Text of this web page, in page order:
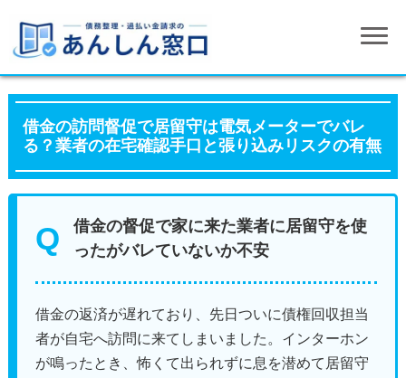
借金の訪問督促で居留守は電気メーターでバレ
る？業者の在宅確認手口と張り込みリスクの有無
借金の督促で家に来た業者に居留守を使
ったがバレていないか不安
借金の返済が遅れており、先日ついに債権回収担当
者が自宅へ訪問に来てしまいました。インターホン
が鳴ったとき、怖くて出られずに息を潜めて居留守